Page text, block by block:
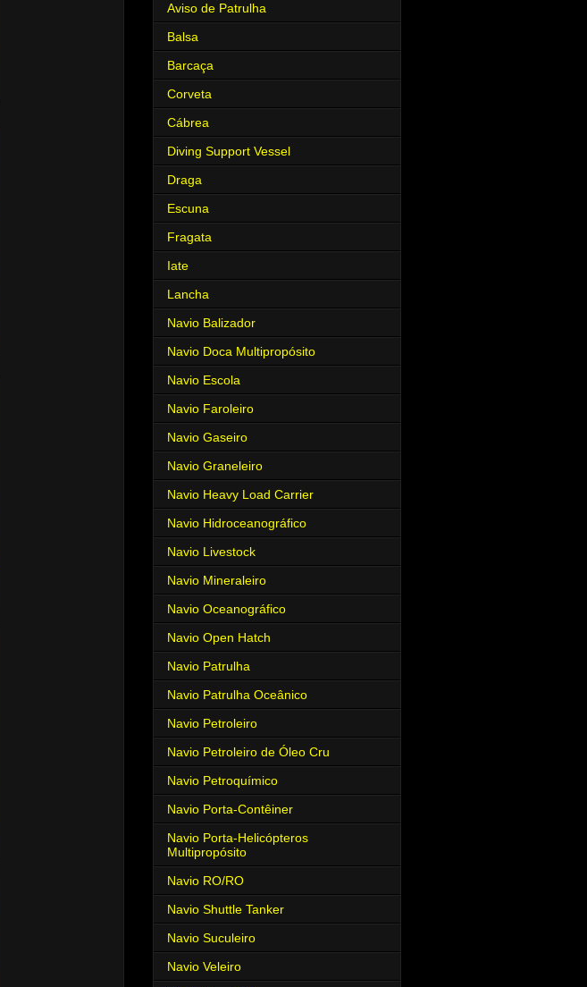
Aviso de Patrulha
Balsa
Barcaça
Corveta
Cábrea
Diving Support Vessel
Draga
Escuna
Fragata
Iate
Lancha
Navio Balizador
Navio Doca Multipropósito
Navio Escola
Navio Faroleiro
Navio Gaseiro
Navio Graneleiro
Navio Heavy Load Carrier
Navio Hidroceanográfico
Navio Livestock
Navio Mineraleiro
Navio Oceanográfico
Navio Open Hatch
Navio Patrulha
Navio Patrulha Oceânico
Navio Petroleiro
Navio Petroleiro de Óleo Cru
Navio Petroquímico
Navio Porta-Contêiner
Navio Porta-Helicópteros
Multipropósito
Navio RO/RO
Navio Shuttle Tanker
Navio Suculeiro
Navio Veleiro